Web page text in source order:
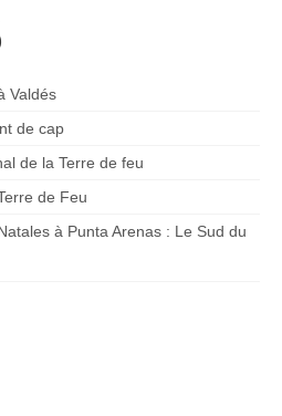
Valdés
de cap
de la Terre de feu
de Feu
à Punta Arenas : Le Sud du